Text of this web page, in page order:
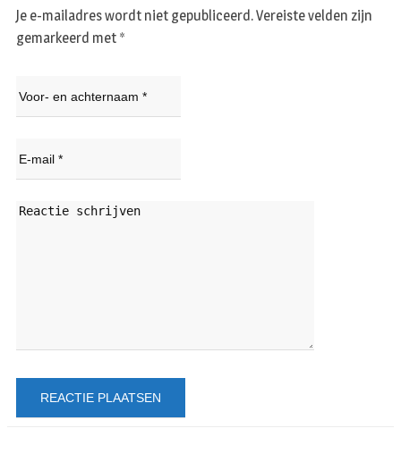
Je e-mailadres wordt niet gepubliceerd.Vereiste velden zijn
gemarkeerd met *